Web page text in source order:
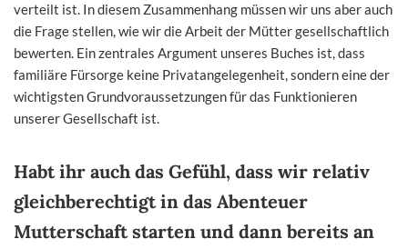
verteilt ist. In diesem Zusammenhang müssen wir uns aber auch
die Frage stellen, wie wir die Arbeit der Mütter gesellschaftlich
bewerten. Ein zentrales Argument unseres Buches ist, dass
familiäre Fürsorge keine Privatangelegenheit, sondern eine der
wichtigsten Grundvoraussetzungen für das Funktionieren
unserer Gesellschaft ist.
Habt ihr auch das Gefühl, dass wir relativ
gleichberechtigt in das Abenteuer
Mutterschaft starten und dann bereits an